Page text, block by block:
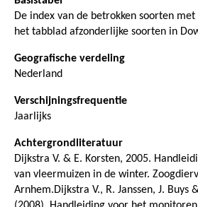
De index van de betrokken soorten
het tabblad afzonderlijke soorten in
Geografische verdeling
Nederland
Verschijningsfrequentie
Jaarlijks
Achtergrondliteratuur
Dijkstra V. & E. Korsten, 2005.
van vleermuizen in de winter.
Arnhem.Dijkstra V., R. Janssen, J. Buys